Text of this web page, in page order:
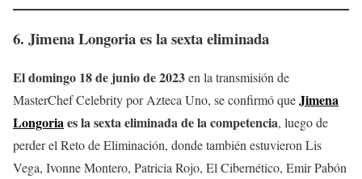
6. Jimena Longoriaes la sexta eliminada
El domingo 18 de junio de 2023en la transmisión de
MasterChef Celebrity por Azteca Uno, se confirmó queJimena
Longoriaes la sexta eliminada de la competencia, luego de
perder el Reto de Eliminación, donde también estuvieron Lis
Vega, Ivonne Montero, Patricia Rojo, El Cibernético, Emir Pabón